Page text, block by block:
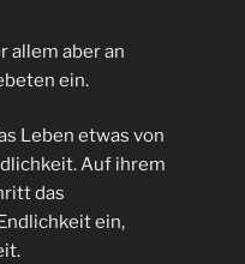
allem aber an
ein.
Leben etwas von
Auf ihrem
das
ein,